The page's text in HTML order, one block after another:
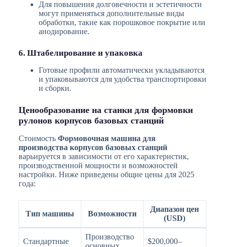
Для повышения долговечности и эстетичности
могут применяться дополнительные виды
обработки, такие как порошковое покрытие или
анодирование.
6. Штабелирование и упаковка
Готовые профили автоматически укладываются
и упаковываются для удобства транспортировки
и сборки.
Ценообразование на станки для формовки
рулонов корпусов базовых станций
Стоимость Формовочная машина для
производства корпусов базовых станций
варьируется в зависимости от его характеристик,
производственной мощности и возможностей
настройки. Ниже приведены общие цены для 2025
года:
Тип машины Возможности
Диапазон цен
(USD)
Стандартные
Производство
$200,000–